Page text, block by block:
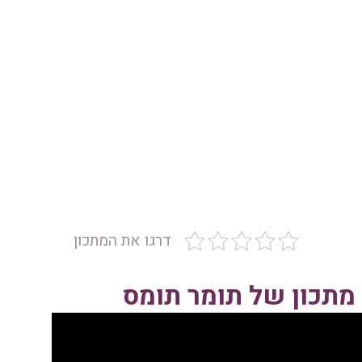
דרגו את המתכון
של תומר תומס